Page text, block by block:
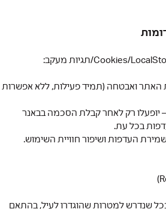
האתר ואבטחה (תמיד פעילות, ללא אפשרות
יופעלו רק לאחר קבלת הסכמה בבאנר
בכל עת.
העדפות ושיפור חוויית השימוש.
שנדרש למטרות שהוגדרו לעיל, בהתאם